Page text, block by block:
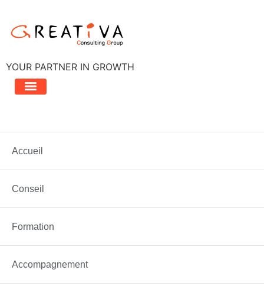
contenu
YOUR PARTNER IN GROWTH
Accueil
Conseil
Formation
Accompagnement
Étiquette :santé